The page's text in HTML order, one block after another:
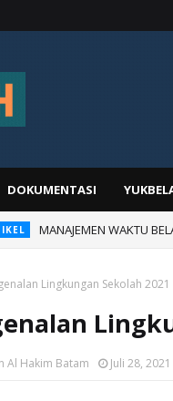
DOKUMENTASI
MANAJEMEN WAKTU
Lingkungan Sekolah 2021
Al Hakim Batam Juli 28, 2021